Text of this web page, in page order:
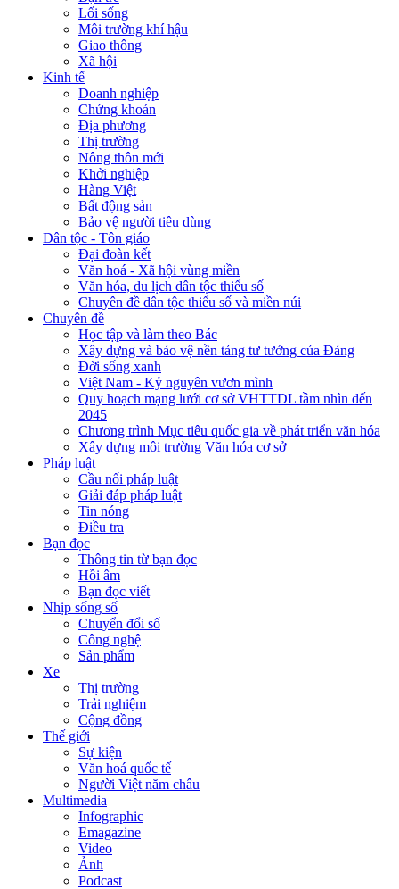
Lối sống
Môi trường khí hậu
Giao thông
Xã hội
Kinh tế
Doanh nghiệp
Chứng khoán
Địa phương
Thị trường
Nông thôn mới
Khởi nghiệp
Hàng Việt
Bất động sản
Bảo vệ người tiêu dùng
Dân tộc - Tôn giáo
Đại đoàn kết
Văn hoá - Xã hội vùng miền
Văn hóa, du lịch dân tộc thiểu số
Chuyên đề dân tộc thiểu số và miền núi
Chuyên đề
Học tập và làm theo Bác
Xây dựng và bảo vệ nền tảng tư tưởng của Đảng
Đời sống xanh
Việt Nam - Kỷ nguyên vươn mình
Quy hoạch mạng lưới cơ sở VHTTDL tầm nhìn đến
2045
Chương trình Mục tiêu quốc gia về phát triển văn hóa
Xây dựng môi trường Văn hóa cơ sở
Pháp luật
Cầu nối pháp luật
Giải đáp pháp luật
Tin nóng
Điều tra
Bạn đọc
Thông tin từ bạn đọc
Hồi âm
Bạn đọc viết
Nhịp sống số
Chuyển đổi số
Công nghệ
Sản phẩm
Xe
Thị trường
Trải nghiệm
Cộng đồng
Thế giới
Sự kiện
Văn hoá quốc tế
Người Việt năm châu
Multimedia
Infographic
Emagazine
Video
Ảnh
Podcast